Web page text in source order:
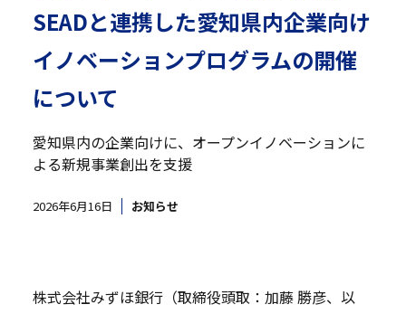
SEADと連携した愛知県内企業向け
イノベーションプログラムの開催
について
愛知県内の企業向けに、オープンイノベーションに
よる新規事業創出を支援
2026年6月16日 お知らせ
株式会社みずほ銀行（取締役頭取：加藤 勝彦、以